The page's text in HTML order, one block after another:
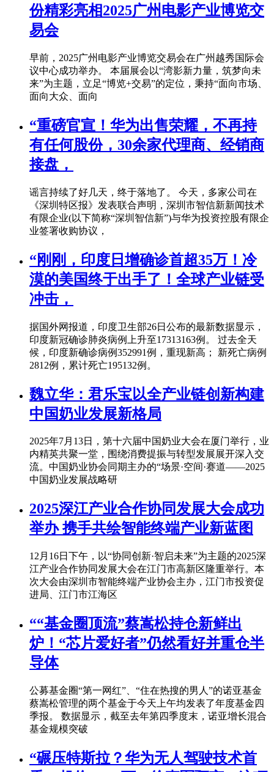
份精彩亮相2025广州电影产业博览交
易会
早前，2025广州电影产业博览交易会在广州越秀国际会
议中心成功举办。 本届展会以“湾影新力量，筑梦向未
来”为主题，立足“博览+交易”的定位，秉持“面向市场、
面向大众、面向
“重磅官宣！华为出售荣耀，不再持
有任何股份，30余家代理商、经销商
接盘，
谣言持续了好几天，终于落地了。 今天，多家公司在
《深圳特区报》发表联合声明，深圳市智信新新闻技术
有限企业(以下简称“深圳智信新”)与华为投资控股有限企
业签署收购协议，
“刚刚，印度日增确诊首超35万！冷
漠的美国终于出手了！全球产业链受
冲击，
据国外网报道，印度卫生部26日公布的最新数据显示，
印度新冠确诊肺炎病例上升至17313163例。 过去全天
候，印度新确诊病例352991例，重现新高； 新死亡病例
2812例，累计死亡195132例。
魏立华：君乐宝以全产业链创新构建
中国奶业发展新格局
2025年7月13日，第十六届中国奶业大会在厦门举行，业
内精英共聚一堂，围绕消费提振与转型发展展开深入交
流。中国奶业协会同期主办的“场景·空间·赛道——2025
中国奶业发展战略研
2025深江产业合作协同发展大会成功
举办 携手共绘智能终端产业新蓝图
12月16日下午，以“协同创新·智启未来”为主题的2025深
江产业合作协同发展大会在江门市高新区隆重举行。本
次大会由深圳市智能终端产业协会主办，江门市投资促
进局、江门市江海区
““基金圈顶流”蔡嵩松持仓新鲜出
炉！“芯片爱好者”仍然看好并重仓半
导体
公募基金圈“第一网红”、“住在热搜的男人”的诺亚基金
蔡嵩松管理的两个基金于今天上午均发表了年度基金四
季报。 数据显示，截至去年第四季度末，诺亚增长混合
基金规模突破
“碾压特斯拉？华为无人驾驶技术首